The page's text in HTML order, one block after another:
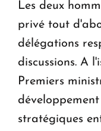
Les deux
privé tout
délégations
discussions. A
Premiers
stratégiques